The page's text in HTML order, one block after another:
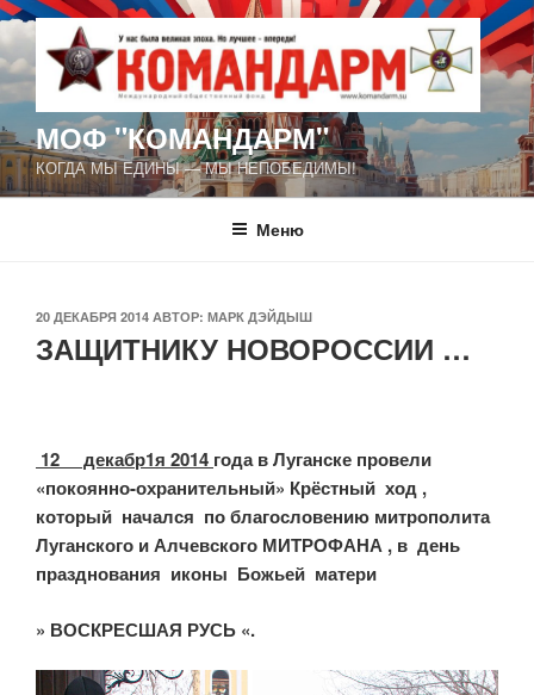
Перейти
к
содержимому
МОФ "КОМАНДАРМ"
КОГДА МЫ ЕДИНЫ — МЫ НЕПОБЕДИМЫ!
Меню
ОПУБЛИКОВАНО
20 ДЕКАБРЯ 2014 АВТОР: МАРК ДЭЙДЫШ
ЗАЩИТНИКУ НОВОРОССИИ …
12 декабр1я 2014 года в Луганске провели
«покоянно-охранительный» Крёстный ход ,
который начался по благословению митрополита
Луганского и Алчевского МИТРОФАНА , в день
празднования иконы Божьей матери
» ВОСКРЕСШАЯ РУСЬ «.